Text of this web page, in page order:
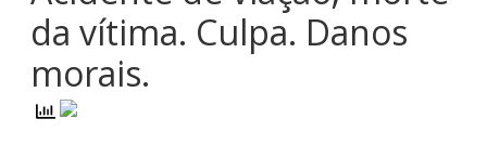
de
Coimbra
da vítima. Culpa. Danos
morais.